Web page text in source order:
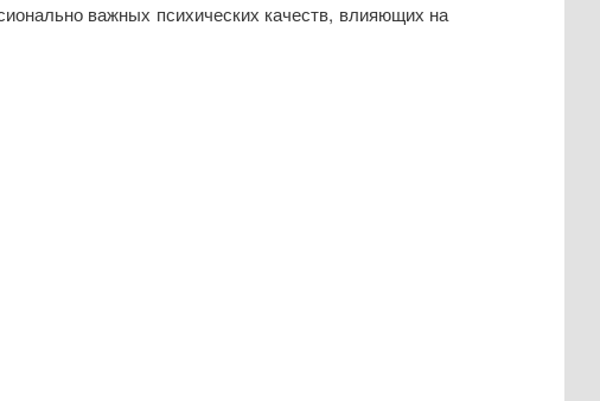
важных психических качеств, влияющих на